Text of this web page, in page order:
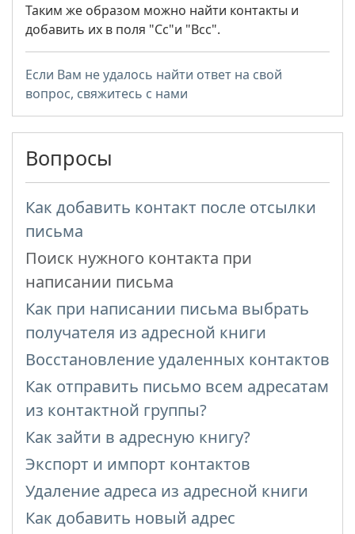
Таким же образом можно найти контакты и
добавить их в поля "Сс"и "Всс".
Если Вам не удалось найти ответ на свой
вопрос, свяжитесь с нами
Вопросы
Как добавить контакт после отсылки
письма
Поиск нужного контакта при
написании письма
Как при написании письма выбрать
получателя из адресной книги
Восстановление удаленных контактов
Как отправить письмо всем адресатам
из контактной группы?
Как зайти в адресную книгу?
Экспорт и импорт контактов
Удаление адреса из адресной книги
Как добавить новый адрес